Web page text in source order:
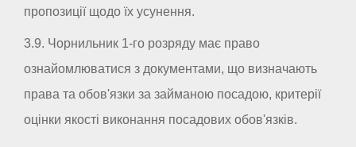
пропозиції щодо їх усунення.
3.9. Чорнильник 1-го розряду має право
ознайомлюватися з документами, що визначають
права та обов'язки за займаною посадою, критерії
оцінки якості виконання посадових обов'язків.